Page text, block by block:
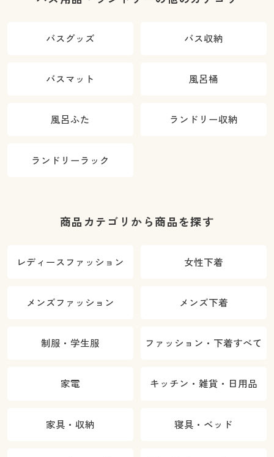
バスグッズ バス収納
バスマット 風呂桶
風呂ふた ランドリー収納
ランドリーラック
商品カテゴリから商品を探す
レディースファッション 女性下着
メンズファッション メンズ下着
制服・学生服 ファッション・下着すべて
家電 キッチン・雑貨・日用品
家具・収納 寝具・ベッド